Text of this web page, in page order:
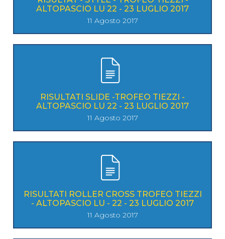
ALTOPASCIO LU 22 - 23 LUGLIO 2017
11 Agosto 2017
RISULTATI SLIDE -TROFEO TIEZZI -
ALTOPASCIO LU 22 - 23 LUGLIO 2017
11 Agosto 2017
RISULTATI ROLLER CROSS TROFEO TIEZZI
- ALTOPASCIO LU - 22 - 23 LUGLIO 2017
11 Agosto 2017